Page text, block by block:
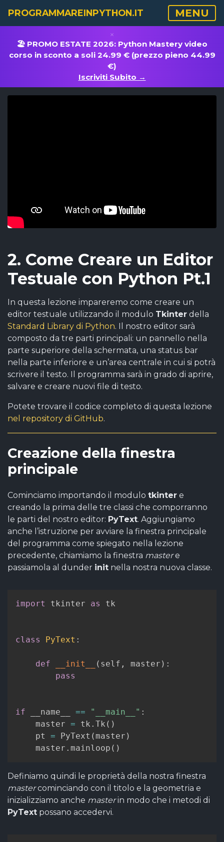
PROGRAMMAREINPYTHON.IT MENU
×
🏖️ PROMO ESTATE 2026: Python Mastery video
corso in sconto a soli 24.99 € (prezzo pieno 44.99
€)
Iscriviti Subito →
2. Come Creare un Editor
Testuale con Python Pt.1
In questa lezione impareremo come creare un
editor testuale utilizzando il modulo Tkinter della
Standard Library di Python. Il nostro editor sarà
composto da tre parti principali: un pannello nella
parte superiore della schermata, una status bar
nella parte inferiore e un’area centrale in cui si potrà
scrivere il testo. Il programma sarà in grado di aprire,
salvare e creare nuovi file di testo.
Potete trovare il codice completo di questa lezione
nel repository di GitHub.
Creazione della finestra
principale
Cominciamo importando il modulo tkinter e
creando la prima delle tre classi che comporranno
le parti del nostro editor: PyText. Aggiungiamo
anche l’istruzione per avviare la finestra principale
del programma come spiegato nella lezione
precedente, chiamiamo la finestra mastere
passiamola al dunder init nella nostra nuova classe.
import tkinter as tk
class PyText :
def __init__ ( self , master ) :
pass
if __name__ == "__main__" :
    master
= tk . Tk ( )
    pt
= PyText ( master )
    master
. mainloop ( )
Definiamo quindi le proprietà della nostra finestra
mastercominciando con il titolo e la geometria e
inizializziamo anche masterin modo che i metodi di
PyText possano accedervi.